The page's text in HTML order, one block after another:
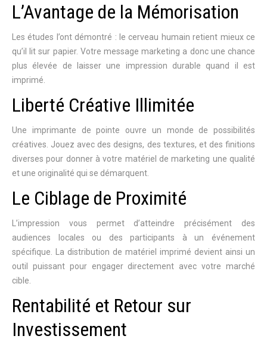
L’Avantage de la Mémorisation
Les études l’ont démontré : le cerveau humain retient mieux ce
qu’il lit sur papier. Votre message marketing a donc une chance
plus élevée de laisser une impression durable quand il est
imprimé.
Liberté Créative Illimitée
Une imprimante de pointe ouvre un monde de possibilités
créatives. Jouez avec des designs, des textures, et des finitions
diverses pour donner à votre matériel de marketing une qualité
et une originalité qui se démarquent.
Le Ciblage de Proximité
L’impression vous permet d’atteindre précisément des
audiences locales ou des participants à un événement
spécifique. La distribution de matériel imprimé devient ainsi un
outil puissant pour engager directement avec votre marché
cible.
Rentabilité et Retour sur
Investissement